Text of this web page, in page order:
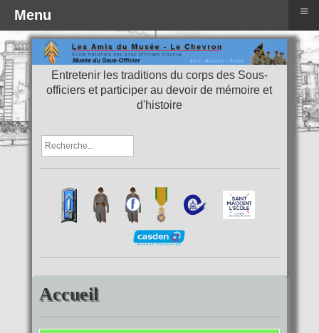
Entretenir les traditions du corps des Sous-
officiers et participer au devoir de mémoire et
d'histoire
Accueil
Menu ≡